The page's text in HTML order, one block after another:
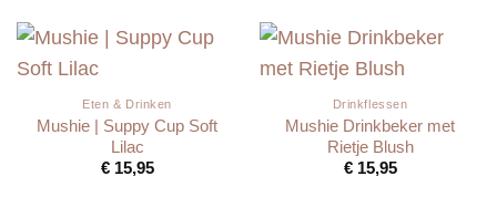
Eten & Drinken
Mushie | Suppy Cup Soft
Lilac
€15,95
Drinkflessen
Mushie Drinkbeker met
Rietje Blush
€15,95